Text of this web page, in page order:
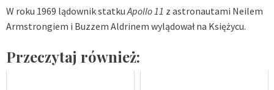
W roku 1969 lądownik statku Apollo 11 z astronautami Neilem
Armstrongiem i Buzzem Aldrinem wylądował na Księżycu.
Przeczytaj również: